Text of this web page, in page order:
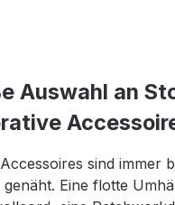
Auswahl an
sind immer
Eine flotte